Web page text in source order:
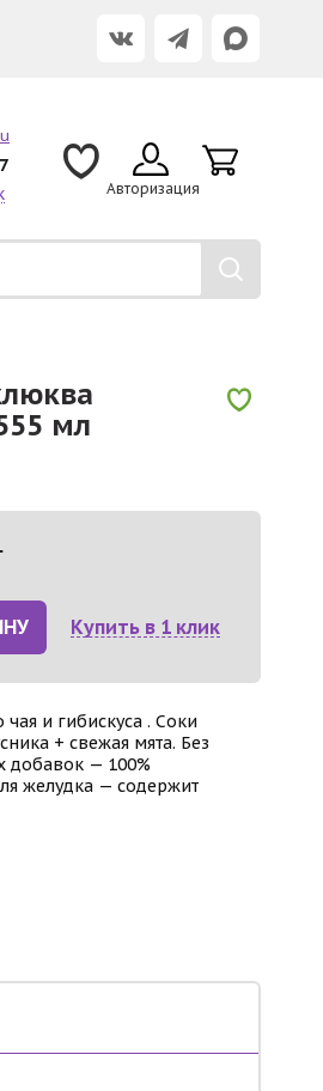
Авторизация
мл
Купить в 1 клик
и гибискуса . Соки
+ свежая мята. Без
добавок — 100%
желудка — содержит